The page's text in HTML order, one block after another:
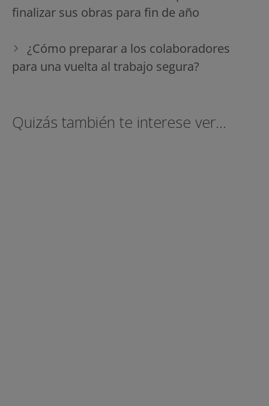
finalizar sus obras para fin de año
¿Cómo preparar a los colaboradores
para una vuelta al trabajo segura?
Quizás también te interese ver...